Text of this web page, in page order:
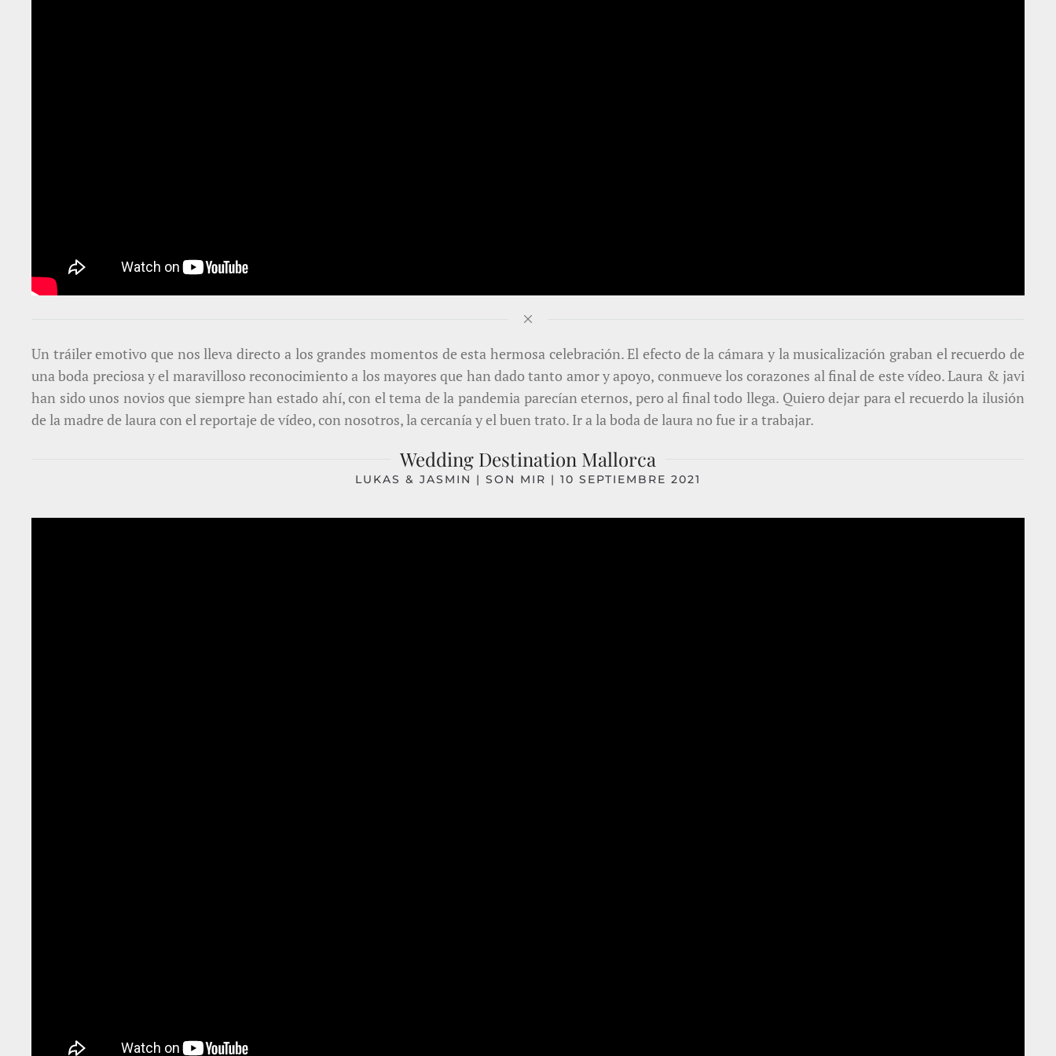
Un tráiler emotivo que nos lleva directo a los grandes momentos de esta hermosa celebración. El efecto de la cámara y la musicalización graban el recuerdo de
una boda preciosa y el maravilloso reconocimiento a los mayores que han dado tanto amor y apoyo, conmueve los corazones al final de este vídeo. Laura & javi
han sido unos novios que siempre han estado ahí, con el tema de la pandemia parecían eternos, pero al final todo llega. Quiero dejar para el recuerdo la ilusión
de la madre de laura con el reportaje de vídeo, con nosotros, la cercanía y el buen trato. Ir a la boda de laura no fue ir a trabajar.
Wedding Destination Mallorca
LUKAS & JASMIN | SON MIR | 10 SEPTIEMBRE 2021